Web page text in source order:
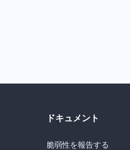
ドキュメント
脆弱性を報告する